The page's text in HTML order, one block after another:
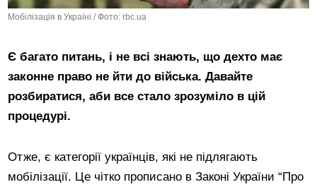
Мобілізація в Україні / Фото: rbc.ua
Є багато питань, і не всі знають, що дехто має
законне право не йти до війська. Давайте
розбиратися, аби все стало зрозуміло в цій
процедурі.
Отже, є категорії українців, які не підлягають
мобілізації. Це чітко прописано в Законі України “Про